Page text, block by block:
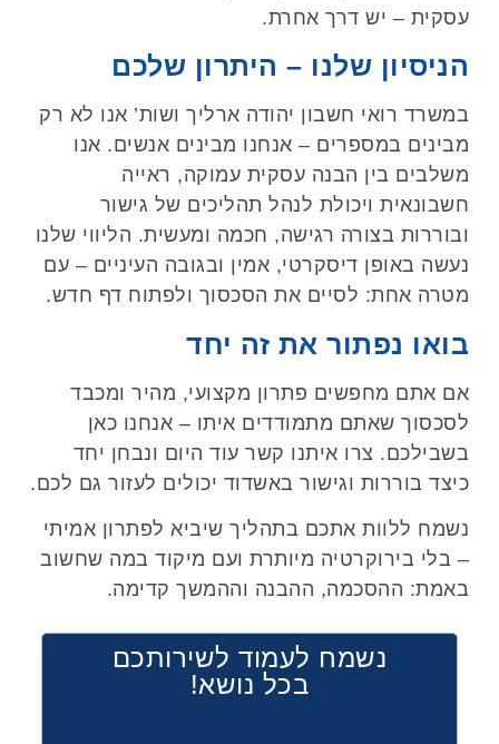
עסקית – יש דרך אחרת.
הניסיון שלנו – היתרון שלכם
במשרד רואי חשבון יהודה ארליך ושות’ אנו לא רק
מבינים במספרים – אנחנו מבינים אנשים. אנו
משלבים בין הבנה עסקית עמוקה, ראייה
חשבונאית ויכולת לנהל תהליכים של גישור
ובוררות בצורה רגישה, חכמה ומעשית. הליווי שלנו
נעשה באופן דיסקרטי, אמין ובגובה העיניים – עם
מטרה אחת: לסיים את הסכסוך ולפתוח דף חדש.
בואו נפתור את זה יחד
אם אתם מחפשים פתרון מקצועי, מהיר ומכבד
לסכסוך שאתם מתמודדים איתו – אנחנו כאן
בשבילכם. צרו איתנו קשר עוד היום ונבחן יחד
כיצד בוררות וגישור באשדוד יכולים לעזור גם לכם.
נשמח ללוות אתכם בתהליך שיביא לפתרון אמיתי
– בלי בירוקרטיה מיותרת ועם מיקוד במה שחשוב
באמת: ההסכמה, ההבנה וההמשך קדימה.
נשמח לעמוד לשירותכם
בכל נושא!